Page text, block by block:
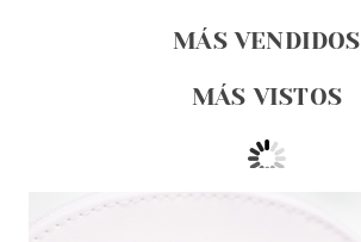
MÁS VENDIDOS
MÁS VISTOS